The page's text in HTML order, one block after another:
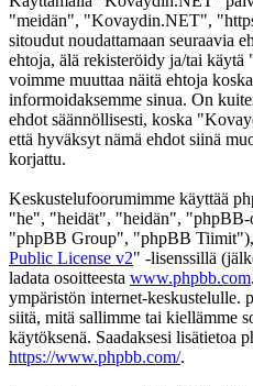
"meidän", "Kovaydin.NET",
sitoudut noudattamaan seuraavia
ehtoja, älä rekisteröidy ja/tai
voimme muuttaa näitä ehtoja
informoidaksemme sinua. On
ehdot säännöllisesti, koska
että hyväksyt nämä ehdot siinä
korjattu.
Keskustelufoorumimme käyttää
"he", "heidät", "heidän",
"phpBB Group", "phpBB
Public License v2" -lisenssillä
ladata osoitteesta www.phpbb.com
ympäristön internet-keskustelulle.
siitä, mitä sallimme tai kiellämme
käytöksenä. Saadaksesi lisätietoa
https://www.phpbb.com/.